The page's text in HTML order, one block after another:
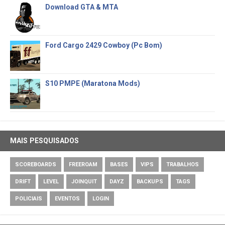
Download GTA & MTA
Ford Cargo 2429 Cowboy (Pc Bom)
S10 PMPE (Maratona Mods)
MAIS PESQUISADOS
SCOREBOARDS FREEROAM BASES VIPS TRABALHOS
DRIFT LEVEL JOINQUIT DAYZ BACKUPS TAGS
POLICIAIS EVENTOS LOGIN